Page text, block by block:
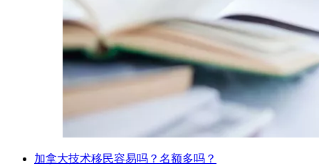
加拿大技术移民容易吗？名额多吗？